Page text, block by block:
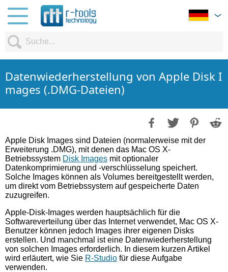
Datenwiederherstellung von Apple Disk I
mages (.DMG-Dateien)
Apple Disk Images sind Dateien (normalerweise mit der
Erweiterung .DMG), mit denen das Mac OS X-
Betriebssystem Disk Images mit optionaler
Datenkomprimierung und -verschlüsselung speichert.
Solche Images können als Volumes bereitgestellt werden,
um direkt vom Betriebssystem auf gespeicherte Daten
zuzugreifen.
Apple-Disk-Images werden hauptsächlich für die
Softwareverteilung über das Internet verwendet, Mac OS X-
Benutzer können jedoch Images ihrer eigenen Disks
erstellen. Und manchmal ist eine Datenwiederherstellung
von solchen Images erforderlich. In diesem kurzen Artikel
wird erläutert, wie Sie R-Studio für diese Aufgabe
verwenden.